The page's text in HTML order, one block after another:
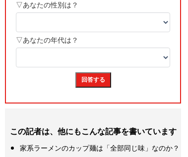
この記者は、他にもこんな記事を書いています
家系ラーメンのカップ麺は「全部同じ味」なのか？